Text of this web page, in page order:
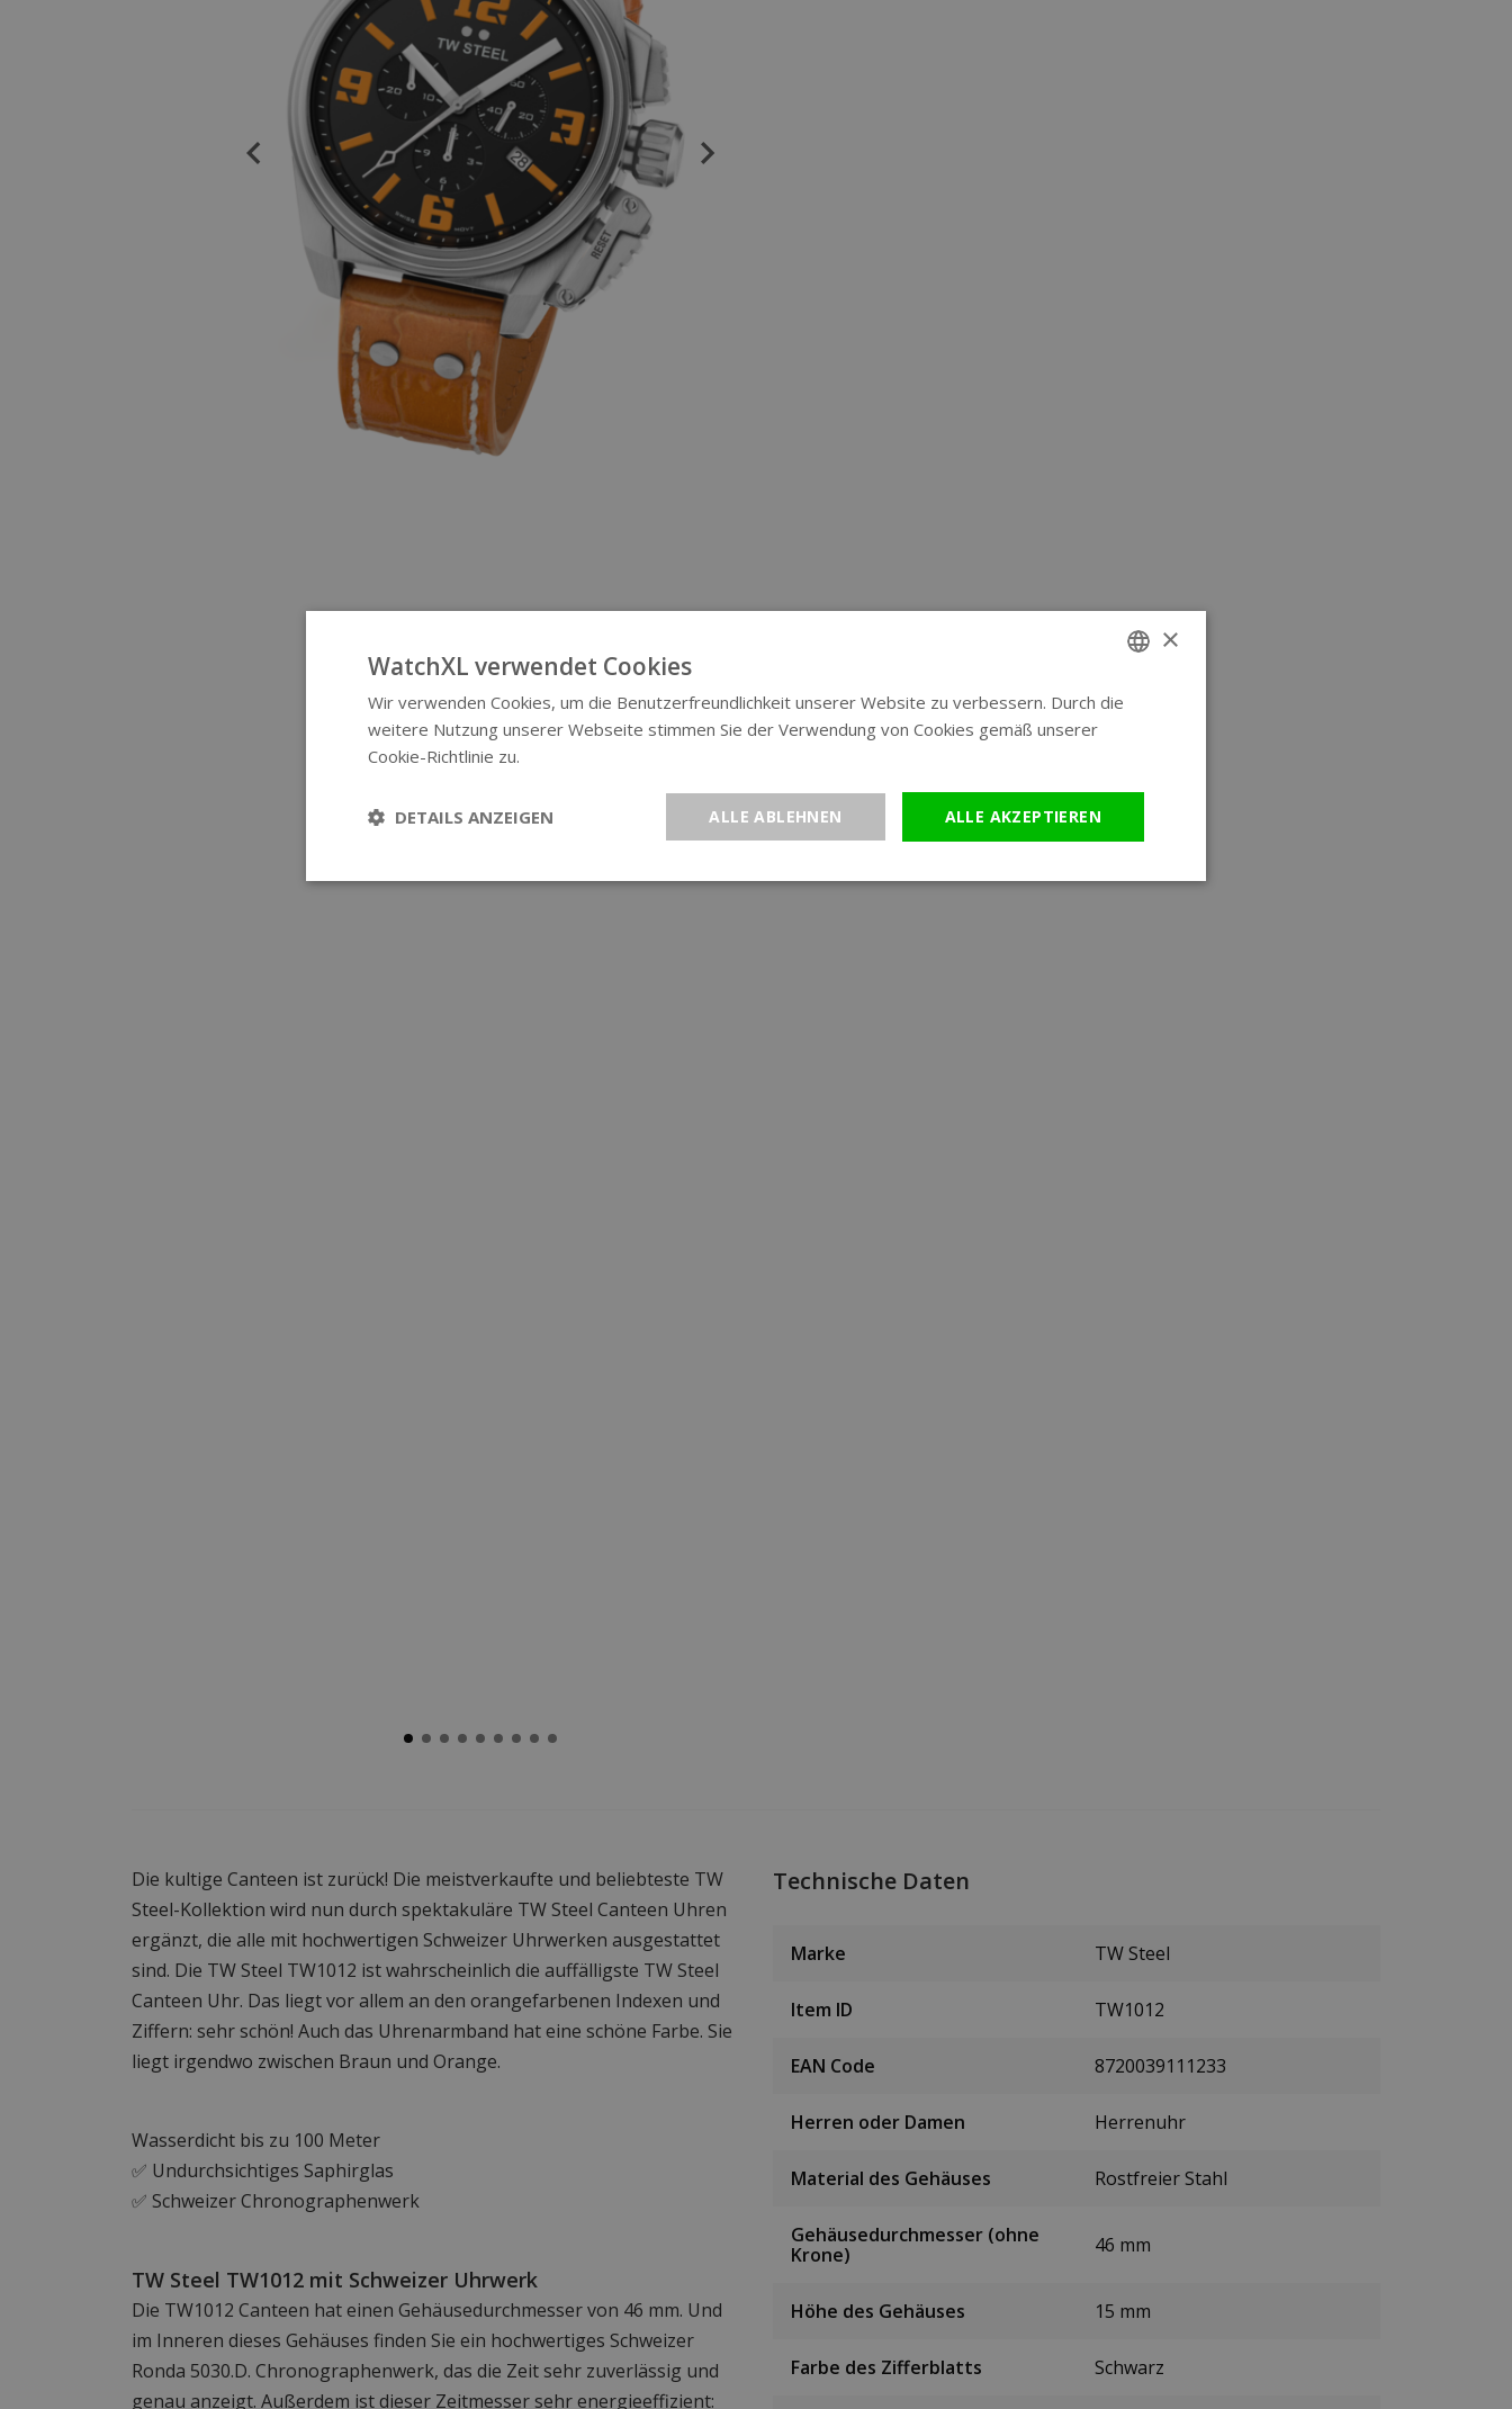
Die kultige Canteen ist zurück! Die meistverkaufte und beliebteste TW
Steel-Kollektion wird nun durch spektakuläre TW Steel Canteen Uhren
ergänzt, die alle mit hochwertigen Schweizer Uhrwerken ausgestattet
sind. Die TW Steel TW1012 ist wahrscheinlich die auffälligste TW Steel
Canteen Uhr. Das liegt vor allem an den orangefarbenen Indexen und
Ziffern: sehr schön! Auch das Uhrenarmband hat eine schöne Farbe. Sie
liegt irgendwo zwischen Braun und Orange.
Wasserdicht bis zu 100 Meter
✅ Undurchsichtiges Saphirglas
✅ Schweizer Chronographenwerk
TW Steel TW1012 mit Schweizer Uhrwerk
Die TW1012 Canteen hat einen Gehäusedurchmesser von 46 mm. Und
im Inneren dieses Gehäuses finden Sie ein hochwertiges Schweizer
Ronda 5030.D. Chronographenwerk, das die Zeit sehr zuverlässig und
genau anzeigt. Außerdem ist dieser Zeitmesser sehr energieeffizient:
Technische Daten
Marke TW Steel
Item ID TW1012
EAN Code 8720039111233
Herren oder Damen Herrenuhr
Material des Gehäuses Rostfreier Stahl
Gehäusedurchmesser (ohne
Krone)
46 mm
Höhe des Gehäuses 15 mm
Farbe des Zifferblatts Schwarz
ENGLISH
×
WatchXL verwendet Cookies
Wir verwenden Cookies, um die Benutzerfreundlichkeit unserer Website zu verbessern. Durch die
weitere Nutzung unserer Webseite stimmen Sie der Verwendung von Cookies gemäß unserer
Cookie-Richtlinie zu.
ALLE AKZEPTIEREN
ALLE ABLEHNEN
DETAILS ANZEIGEN